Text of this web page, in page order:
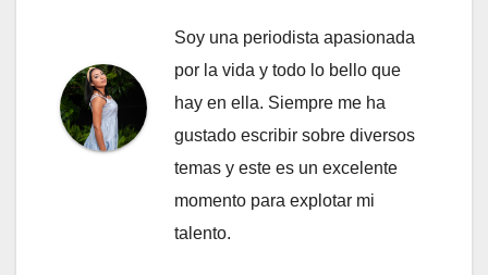
Soy una periodista apasionada
por la vida y todo lo bello que
hay en ella. Siempre me ha
gustado escribir sobre diversos
temas y este es un excelente
momento para explotar mi
talento.